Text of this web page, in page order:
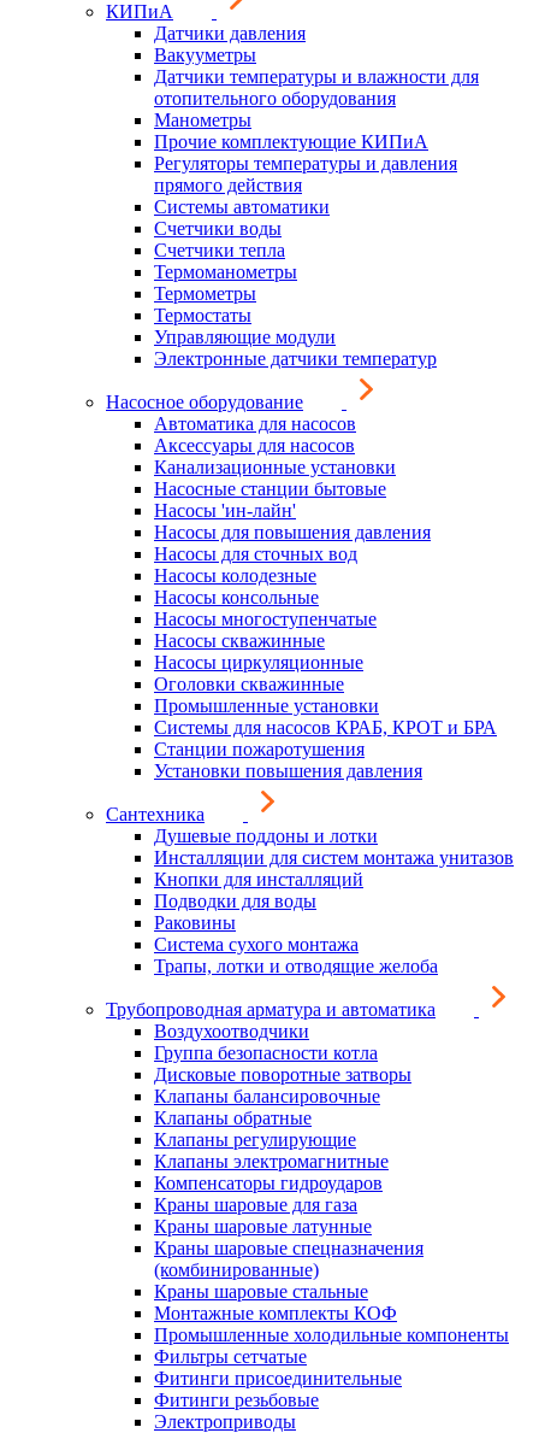
КИПиА
Датчики давления
Вакууметры
Датчики температуры и влажности для
отопительного оборудования
Манометры
Прочие комплектующие КИПиА
Регуляторы температуры и давления
прямого действия
Системы автоматики
Счетчики воды
Счетчики тепла
Термоманометры
Термометры
Термостаты
Управляющие модули
Электронные датчики температур
Насосное оборудование
Автоматика для насосов
Аксессуары для насосов
Канализационные установки
Насосные станции бытовые
Насосы 'ин-лайн'
Насосы для повышения давления
Насосы для сточных вод
Насосы колодезные
Насосы консольные
Насосы многоступенчатые
Насосы скважинные
Насосы циркуляционные
Оголовки скважинные
Промышленные установки
Системы для насосов КРАБ, КРОТ и БРА
Станции пожаротушения
Установки повышения давления
Сантехника
Душевые поддоны и лотки
Инсталляции для систем монтажа унитазов
Кнопки для инсталляций
Подводки для воды
Раковины
Система сухого монтажа
Трапы, лотки и отводящие желоба
Трубопроводная арматура и автоматика
Воздухоотводчики
Группа безопасности котла
Дисковые поворотные затворы
Клапаны балансировочные
Клапаны обратные
Клапаны регулирующие
Клапаны электромагнитные
Компенсаторы гидроударов
Краны шаровые для газа
Краны шаровые латунные
Краны шаровые спецназначения
(комбинированные)
Краны шаровые стальные
Монтажные комплекты КОФ
Промышленные холодильные компоненты
Фильтры сетчатые
Фитинги присоединительные
Фитинги резьбовые
Электроприводы